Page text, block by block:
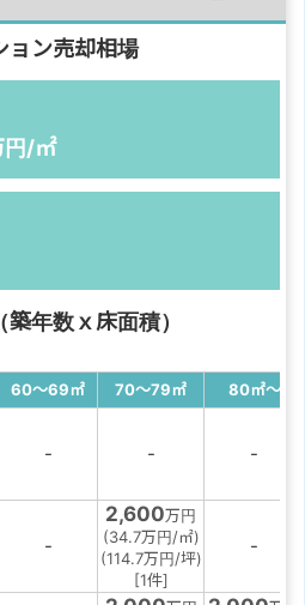
ョン売却相場
円/㎡
築年数ｘ床面積）
60～69㎡ 70～79㎡ 80㎡～
- - -
-
2,600万円
(34.7万円/㎡)
(114.7万円/坪)
[1件]
-